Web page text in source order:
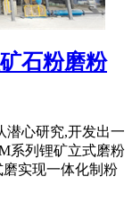
石粉磨粉
潜心研究,开发出一
系列锂矿立式磨粉
实现一体化制粉